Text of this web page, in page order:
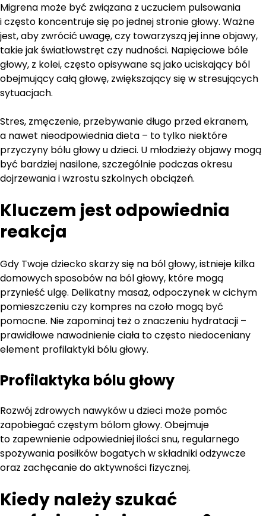
Migrena może być związana z uczuciem pulsowania
i często koncentruje się po jednej stronie głowy. Ważne
jest, aby zwrócić uwagę, czy towarzyszą jej inne objawy,
takie jak światłowstręt czy nudności. Napięciowe bóle
głowy, z kolei, często opisywane są jako uciskający ból
obejmujący całą głowę, zwiększający się w stresujących
sytuacjach.
Stres, zmęczenie, przebywanie długo przed ekranem,
a nawet nieodpowiednia dieta – to tylko niektóre
przyczyny bólu głowy u dzieci. U młodzieży objawy mogą
być bardziej nasilone, szczególnie podczas okresu
dojrzewania i wzrostu szkolnych obciążeń.
Kluczem jest odpowiednia
reakcja
Gdy Twoje dziecko skarży się na ból głowy, istnieje kilka
domowych sposobów na ból głowy, które mogą
przynieść ulgę. Delikatny masaż, odpoczynek w cichym
pomieszczeniu czy kompres na czoło mogą być
pomocne. Nie zapominaj też o znaczeniu hydratacji –
prawidłowe nawodnienie ciała to często niedoceniany
element profilaktyki bólu głowy.
Profilaktyka bólu głowy
Rozwój zdrowych nawyków u dzieci może pomóc
zapobiegać częstym bólom głowy. Obejmuje
to zapewnienie odpowiedniej ilości snu, regularnego
spożywania posiłków bogatych w składniki odżywcze
oraz zachęcanie do aktywności fizycznej.
Kiedy należy szukać